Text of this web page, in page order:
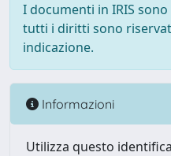
I documenti in IRIS
tutti i diritti sono
indicazione.
Informazioni
Utilizza questo